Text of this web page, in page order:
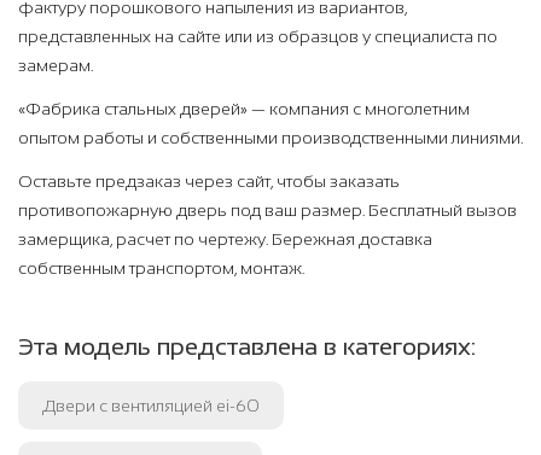
фактуру порошкового напыления из вариантов,
представленных на сайте или из образцов у специалиста по
замерам.
«Фабрика стальных дверей» — компания с многолетним
опытом работы и собственными производственными линиями.
Оставьте предзаказ через сайт, чтобы заказать
противопожарную дверь под ваш размер. Бесплатный вызов
замерщика, расчет по чертежу. Бережная доставка
собственным транспортом, монтаж.
Эта модель представлена в категориях:
Двери с вентиляцией ei-60